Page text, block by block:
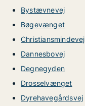
Bystævnevej
Bøgevænget
Christiansmindevej
Dannesbovej
Degnegyden
Drosselvænget
Dyrehavegårdsvej